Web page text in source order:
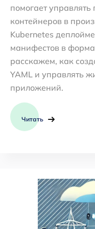
помогает
контейнеров в
Kubernetes
манифестов в
расскажем, как
YAML и управлять
приложений.
Читать